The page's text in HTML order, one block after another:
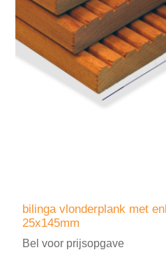
bilinga vlonderplank met
25x145mm
Bel voor prijsopgave